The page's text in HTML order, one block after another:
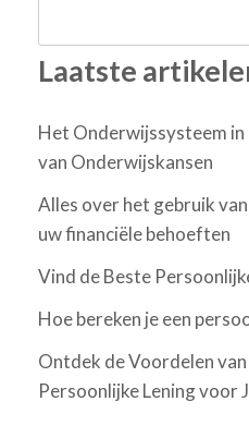
Laatste
Het Onderwijssysteem
van Onderwijskansen
Alles over het gebruik
uw financiële behoeften
Vind de Beste
Hoe bereken je een
Ontdek de Voordelen
Persoonlijke Lening voor